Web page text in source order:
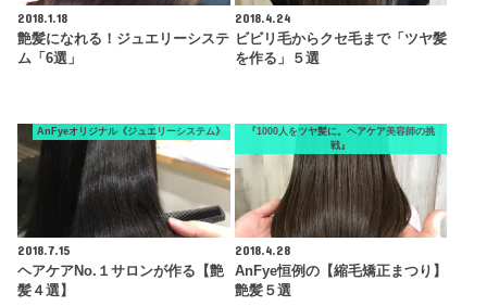
2018.1.18
艶髪になれる！ジュエリーシステ
ム「6選」
2018.4.24
ビビリ毛からクセ毛まで「ツヤ髪
を作る」５選
AnFyeオリジナル《ジュエリーシステム》
2018.7.15
ヘアケアNo.１サロンが作る【艶
髪４選】
『1000人をツヤ髪に。ヘアケア美容師の挑
戦』
2018.4.28
AnFye恒例の【縮毛矯正まつり】
艶髪５選